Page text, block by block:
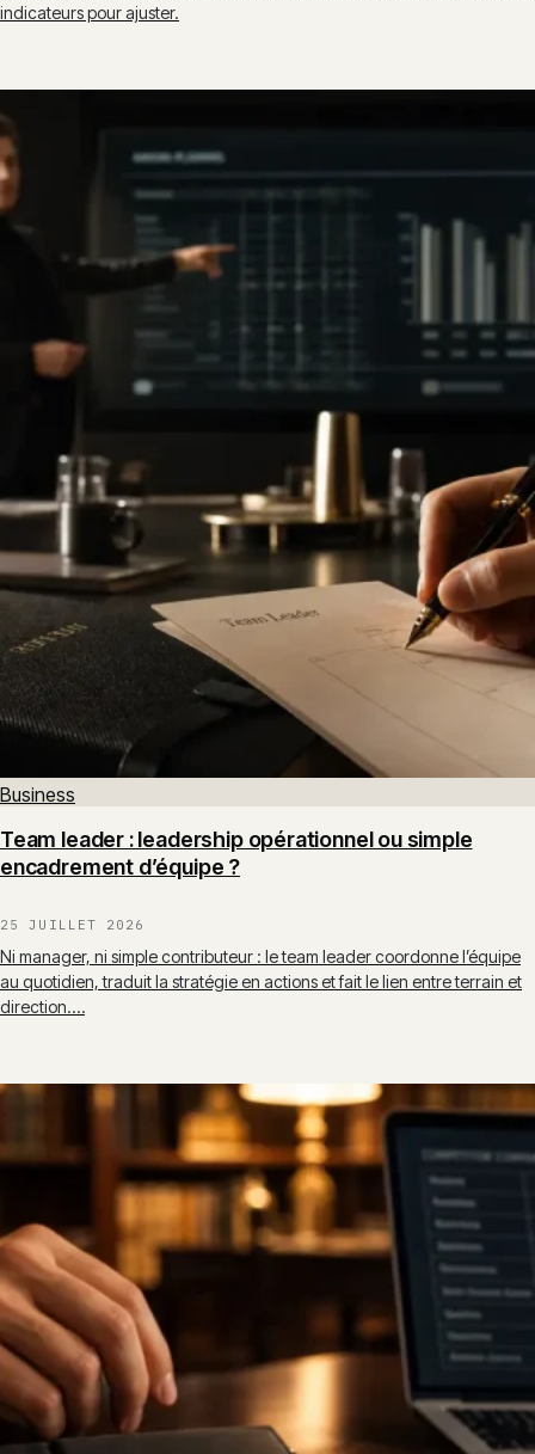
indicateurs pour ajuster.
Business
Team leader : leadership opérationnel ou simple
encadrement d’équipe ?
25 JUILLET 2026
Ni manager, ni simple contributeur : le team leader coordonne l’équipe
au quotidien, traduit la stratégie en actions et fait le lien entre terrain et
direction.…